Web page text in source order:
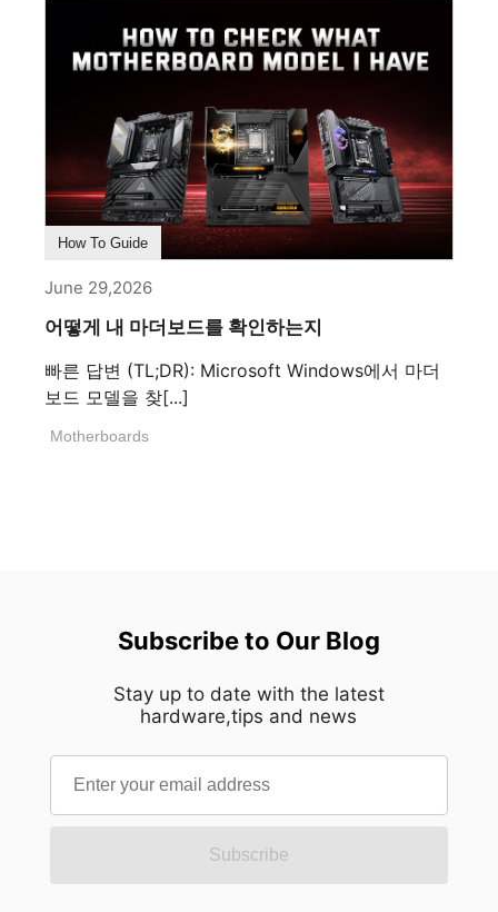
How To Guide
June 29,2026
어떻게 내 마더보드를 확인하는지
빠른 답변 (TL;DR): Microsoft Windows에서 마더
보드 모델을 찾[...]
Motherboards
Subscribe to Our Blog
Stay up to date with the latest
hardware,tips and news
Subscribe